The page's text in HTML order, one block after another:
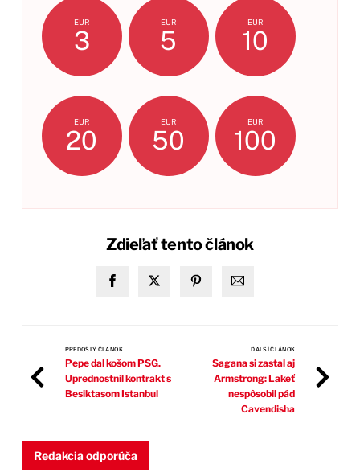
EUR
3
EUR
5
EUR
10
EUR
20
EUR
50
EUR
100
Zdieľať tento článok
PREDOŠLÝ ČLÁNOK
Pepe dal košom PSG.
Uprednostnil kontrakt s
Besiktasom Istanbul
ĎALŠÍ ČLÁNOK
Sagana si zastal aj
Armstrong: Lakeť
nespôsobil pád
Cavendisha
Redakcia odporúča